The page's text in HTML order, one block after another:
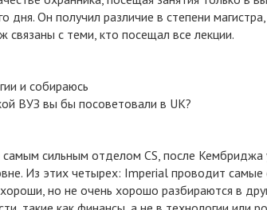
дня. Он получил различие в степени
связаны с теми, кто посещал все лекции.
и собираюсь
ВУЗ вы бы посоветовали в UK?
самым сильным отделом CS, после
Из этих четырех: Imperial проводит
но не очень хорошо разбираются в